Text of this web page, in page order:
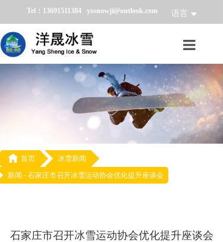
Tel：13691511384 yssnowji@outlook.com 语言
首页
冰雪产品
冰雪业务
 首页
冰雪新闻
新闻 - 石家庄市召开冰雪运动协会优化提升座谈会
石家庄市召开冰雪运动协会优化提升座谈会